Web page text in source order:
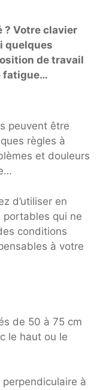
? Votre clavier
quelques
de travail
fatigue…
peuvent être
règles à
et douleurs
d’utiliser en
portables qui ne
conditions
à votre
de 50 à 75 cm
le haut ou le
perpendiculaire à